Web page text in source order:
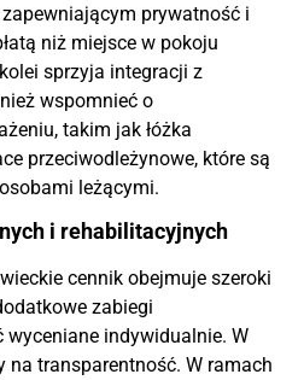
prywatność i
niż miejsce w pokoju
sprzyja integracji z
wspomnieć o
takim jak łóżka
przeciwodleżynowe, które są
leżącymi.
i rehabilitacyjnych
cennik obejmuje szeroki
zabiegi
indywidualnie. W
na transparentność. W ramach